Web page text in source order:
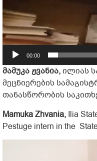
00:00
მამუკა ჟვანია,ილიას
მეცნიერების
თანასწორობის
Mamuka Zhvania, Ilia
Pestuge intern in the